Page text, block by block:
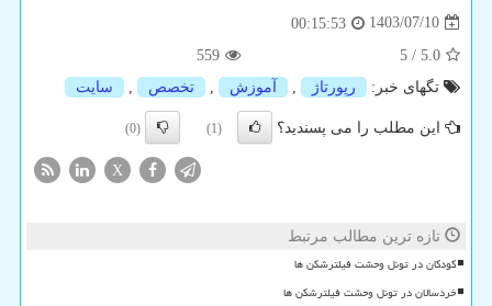
1403/07/10
00:15:53
5.0
/
5
559
تگهای خبر:
رپورتاژ , آموزش , تخصص , سایت
این مطلب را می پسندید؟ (1)
(0)
X
تازه ترین مطالب مرتبط
کودکان در تونل وحشت فیلترشکن ها
خردسالان در تونل وحشت فیلترشکن ها